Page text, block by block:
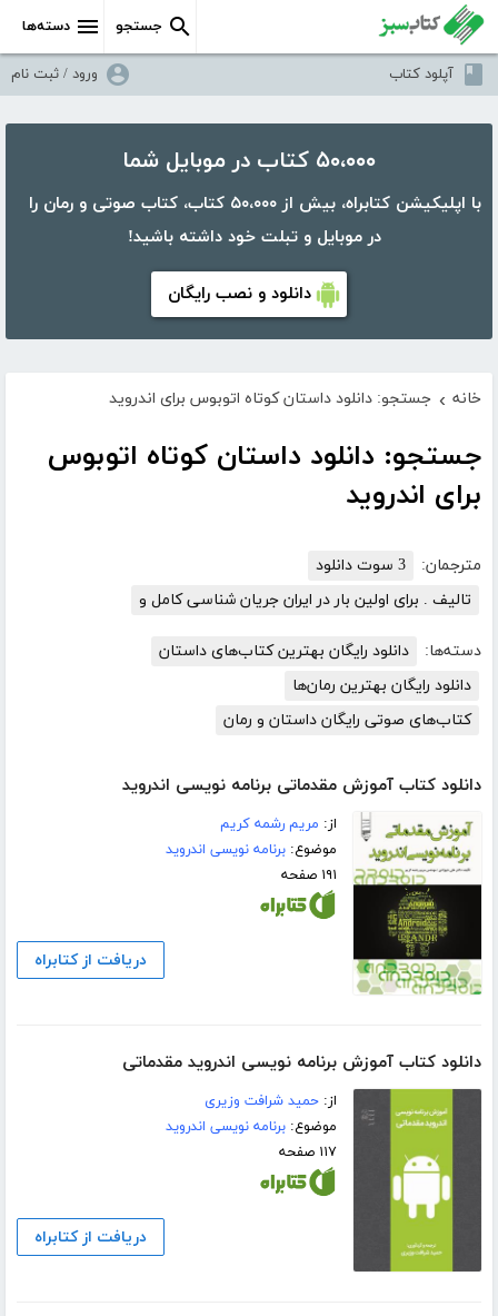
دسته‌ها جستجو
آپلود کتاب ورود / ثبت نام
۵۰،۰۰۰ کتاب در موبایل شما
با اپلیکیشن کتابراه، بیش از ۵۰،۰۰۰ کتاب، کتاب صوتی و رمان را
در موبایل و تبلت خود داشته باشید!
دانلود و نصب رایگان
خانه › جستجو: دانلود داستان کوتاه اتوبوس برای اندروید
جستجو: دانلود داستان کوتاه اتوبوس
برای اندروید
مترجمان:
3 سوت دانلود
تالیف . برای اولین بار در ایران جریان شناسی کامل و
دسته‌ها:
دانلود رایگان بهترین کتاب‌های داستان
دانلود رایگان بهترین رمان‌ها
کتاب‌های صوتی رایگان داستان و رمان
دانلود کتاب آموزش مقدماتی برنامه نویسی اندروید
از: مریم رشمه کریم
موضوع:برنامه نویسی اندروید
۱۹۱ صفحه
دریافت از کتابراه
دانلود کتاب آموزش برنامه نویسی اندروید مقدماتی
از:حمید شرافت وزیری
موضوع:برنامه نویسی اندروید
۱۱۷ صفحه
دریافت از کتابراه